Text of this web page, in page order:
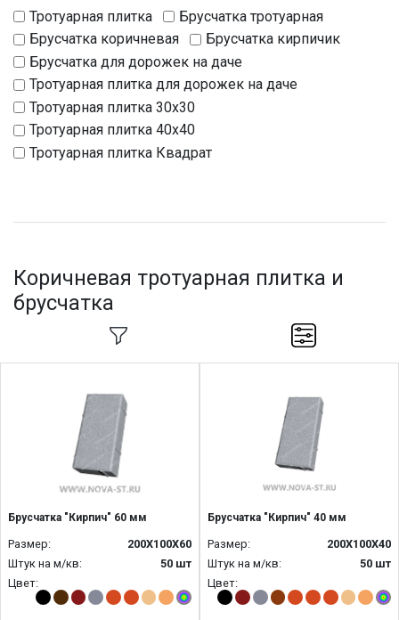
Тротуарная плитка
Брусчатка тротуарная
Брусчатка коричневая
Брусчатка кирпичик
Брусчатка для дорожек на даче
Тротуарная плитка для дорожек на даче
Тротуарная плитка 30х30
Тротуарная плитка 40х40
Тротуарная плитка Квадрат
Коричневая тротуарная плитка и
брусчатка
Брусчатка "Кирпич" 60 мм
Размер:
200Х100Х60
Штук на м/кв:
50 шт
Цвет:
Брусчатка "Кирпич" 40 мм
Размер:
200Х100Х40
Штук на м/кв:
50 шт
Цвет: